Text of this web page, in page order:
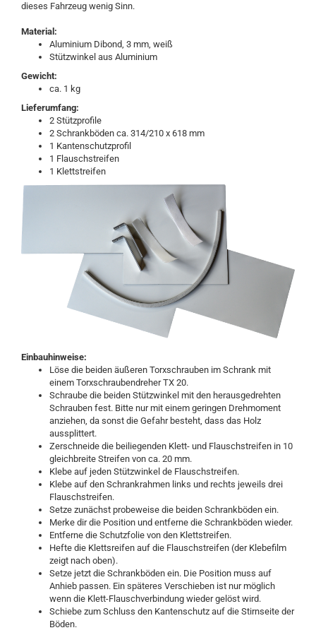
dieses Fahrzeug wenig Sinn.
Material:
Aluminium Dibond, 3 mm, weiß
Stützwinkel aus Aluminium
Gewicht:
ca. 1 kg
Lieferumfang:
2 Stützprofile
2 Schrankböden ca. 314/210 x 618 mm
1 Kantenschutzprofil
1 Flauschstreifen
1 Klettstreifen
Einbauhinweise:
Löse die beiden äußeren Torxschrauben im Schrank mit
einem Torxschraubendreher TX 20.
Schraube die beiden Stützwinkel mit den herausgedrehten
Schrauben fest. Bitte nur mit einem geringen Drehmoment
anziehen, da sonst die Gefahr besteht, dass das Holz
aussplittert.
Zerschneide die beiliegenden Klett- und Flauschstreifen in 10
gleichbreite Streifen von ca. 20 mm.
Klebe auf jeden Stützwinkel de Flauschstreifen.
Klebe auf den Schrankrahmen links und rechts jeweils drei
Flauschstreifen.
Setze zunächst probeweise die beiden Schrankböden ein.
Merke dir die Position und entferne die Schrankböden wieder.
Entferne die Schutzfolie von den Klettstreifen.
Hefte die Klettsreifen auf die Flauschstreifen (der Klebefilm
zeigt nach oben).
Setze jetzt die Schrankböden ein. Die Position muss auf
Anhieb passen. Ein späteres Verschieben ist nur möglich
wenn die Klett-Flauschverbindung wieder gelöst wird.
Schiebe zum Schluss den Kantenschutz auf die Stirnseite der
Böden.